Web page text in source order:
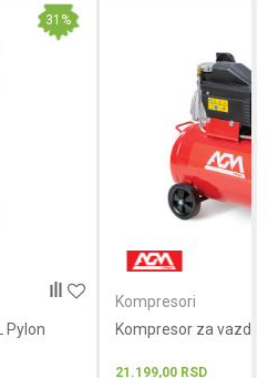
31 %
Pylon
Kompresori
Kompresor za
21.199,00 RSD